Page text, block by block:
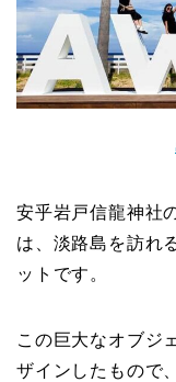
安乎岩戸信龍神社
は、淡路島を訪れ
ットです。
この巨大なオブジ
ザインしたもので